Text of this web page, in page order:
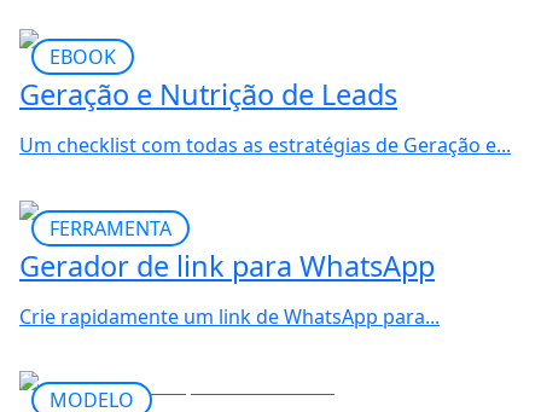
EBOOK
Geração e Nutrição de Leads
Um checklist com todas as estratégias de Geração e...
FERRAMENTA
Gerador de link para WhatsApp
Crie rapidamente um link de WhatsApp para...
MODELO